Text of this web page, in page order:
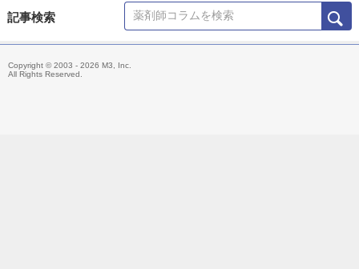
記事検索
Copyright © 2003 - 2026 M3, Inc.
All Rights Reserved.